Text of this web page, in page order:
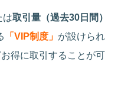
は取引量（過去30日間）
「VIP制度」 が設けられ
得に取引することが可